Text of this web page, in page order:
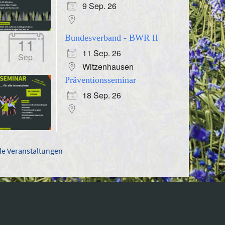
9 Sep. 26
11
Sep.
Bundesverband - BWR II
11 Sep. 26
Witzenhausen
Präventionsseminar
18 Sep. 26
Veranstaltungen